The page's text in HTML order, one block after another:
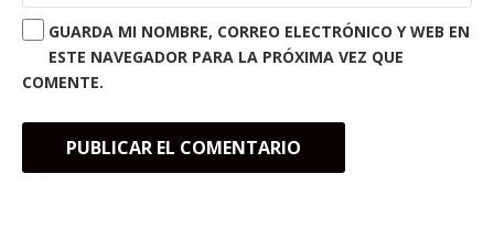
GUARDA MI NOMBRE, CORREO ELECTRÓNICO Y WEB EN
ESTE NAVEGADOR PARA LA PRÓXIMA VEZ QUE
COMENTE.